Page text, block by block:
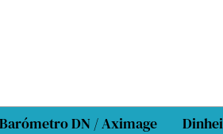
Barómetro DN / Aximage